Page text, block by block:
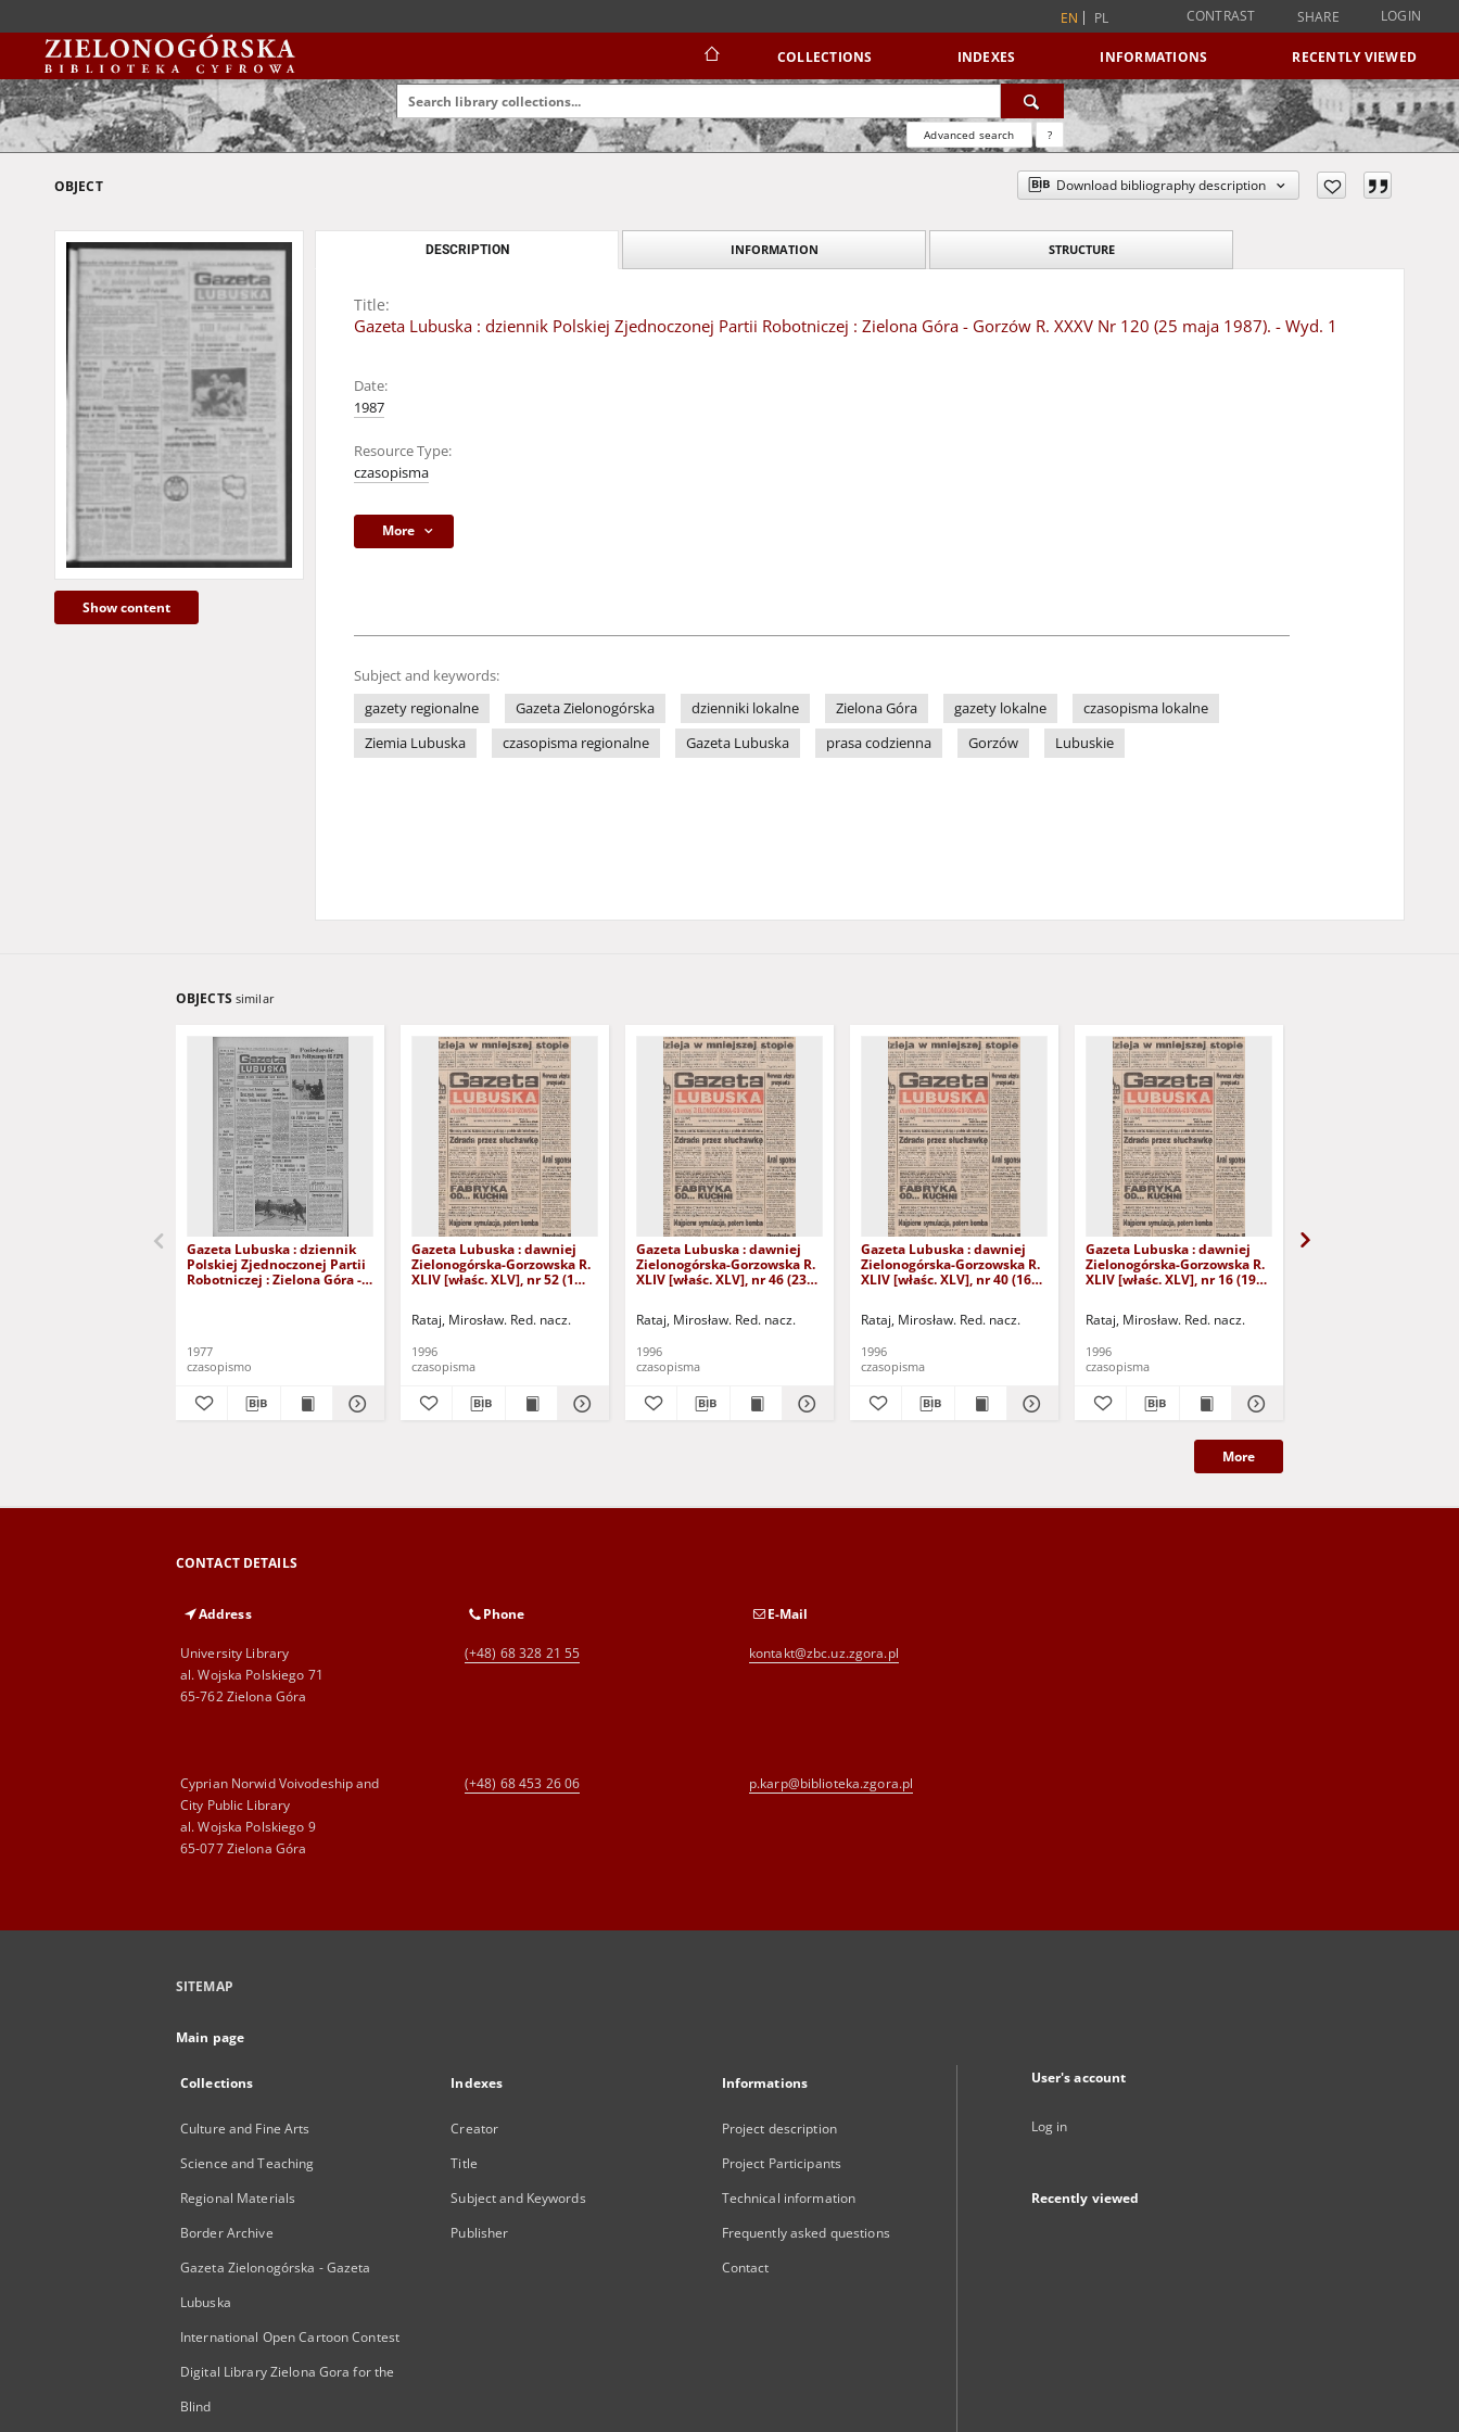
EN PL CONTRAST SHARE LOGIN
COLLECTIONS INDEXES INFORMATIONS RECENTLY VIEWED
Advanced search ?
OBJECT Download bibliography description
Show content
DESCRIPTION INFORMATION STRUCTURE
Title:
Gazeta Lubuska : dziennik Polskiej Zjednoczonej Partii Robotniczej : Zielona Góra - Gorzów R. XXXV Nr 120 (25 maja 1987). - Wyd. 1
Date:
1987
Resource Type:
czasopisma
More
Subject and keywords:
gazety regionalne
Gazeta Zielonogórska dzienniki lokalne Zielona Góra gazety lokalne
czasopisma lokalne
Ziemia Lubuska
czasopisma regionalne Gazeta Lubuska prasa codzienna Gorzów Lubuskie
OBJECTS similar
Gazeta Lubuska : dziennik
Polskiej Zjednoczonej Partii
Robotniczej : Zielona Góra -
1977
czasopismo
Gazeta Lubuska : dawniej
Zielonogórska-Gorzowska R.
XLIV [właśc. XLV], nr 52 (1
Rataj, Mirosław. Red. nacz.
1996
czasopisma
Gazeta Lubuska : dawniej
Zielonogórska-Gorzowska R.
XLIV [właśc. XLV], nr 46 (23
Rataj, Mirosław. Red. nacz.
1996
czasopisma
Gazeta Lubuska : dawniej
Zielonogórska-Gorzowska R.
XLIV [właśc. XLV], nr 40 (16
Rataj, Mirosław. Red. nacz.
1996
czasopisma
Gazeta Lubuska : dawniej
Zielonogórska-Gorzowska R.
XLIV [właśc. XLV], nr 16 (19
Rataj, Mirosław. Red. nacz.
1996
czasopisma
More
CONTACT DETAILS
Address
University Library
al. Wojska Polskiego 71
65-762 Zielona Góra
Phone
(+48) 68 328 21 55
E-Mail
kontakt@zbc.uz.zgora.pl
Cyprian Norwid Voivodeship and
City Public Library
al. Wojska Polskiego 9
65-077 Zielona Góra
(+48) 68 453 26 06 p.karp@biblioteka.zgora.pl
SITEMAP
Main page
Collections
Culture and Fine Arts
Science and Teaching
Regional Materials
Border Archive
Gazeta Zielonogórska - Gazeta
Lubuska
International Open Cartoon Contest
Digital Library Zielona Gora for the
Blind
Indexes
Creator
Title
Subject and Keywords
Publisher
Informations
Project description
Project Participants
Technical information
Frequently asked questions
Contact
User's account
Log in
Recently viewed